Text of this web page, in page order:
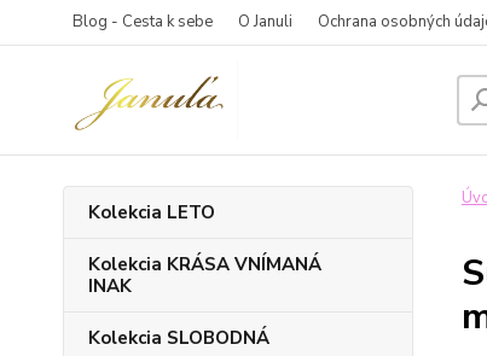
Blog - Cesta k sebe O Januli Ochrana osobných
Kolekcia LETO
Kolekcia KRÁSA VNÍMANÁ
INAK
Kolekcia SLOBODNÁ